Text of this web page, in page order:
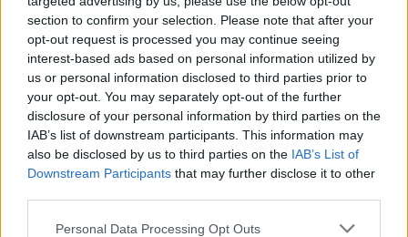
section to confirm your selection. Please note that after your
opt-out request is processed you may continue seeing
interest-based ads based on personal information utilized by
us or personal information disclosed to third parties prior to
your opt-out. You may separately opt-out of the further
disclosure of your personal information by third parties on the
IAB’s list of downstream participants. This information may
also be disclosed by us to third parties on the IAB’s List of
Downstream Participants that may further disclose it to other
Personal Data Processing Opt Outs
1980 1 042 384
90 344
(8,7%)
36 832 25,1
1975 554 324
82 960
(15,0%)
77 567 25,3
1970 235 499
31 679
(13,5%)
53 020 23,3